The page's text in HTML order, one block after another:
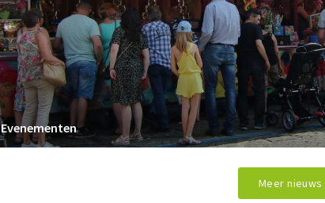
Evenementen
Meer nieuws